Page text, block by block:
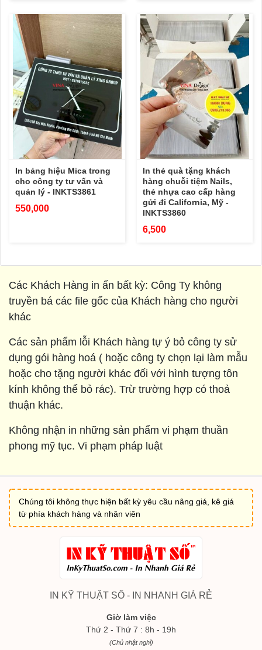
In bảng hiệu Mica trong
cho công ty tư vấn và
quản lý - INKTS3861
550,000
In thẻ quà tặng khách
hàng chuỗi tiệm Nails,
thẻ nhựa cao cấp hàng
gửi đi California, Mỹ -
INKTS3860
6,500
Các Khách Hàng in ấn bất kỳ: Công Ty không
truyền bá các file gốc của Khách hàng cho người
khác
Các sản phẩm lỗi Khách hàng tự ý bỏ công ty sử
dụng gói hàng hoá ( hoặc công ty chọn lại làm mẫu
hoặc cho tặng người khác đối với hình tượng tôn
kính không thể bỏ rác). Trừ trường hợp có thoả
thuận khác.
Không nhận in những sản phẩm vi phạm thuần
phong mỹ tục. Vi phạm pháp luật
Chúng tôi không thực hiện bất kỳ yêu cầu nâng giá, kê giá
từ phía khách hàng và nhân viên
IN KỸ THUẬT SỐ - IN NHANH GIÁ RẺ
Giờ làm việc
Thứ 2 - Thứ 7 : 8h - 19h
(Chủ nhật nghỉ)